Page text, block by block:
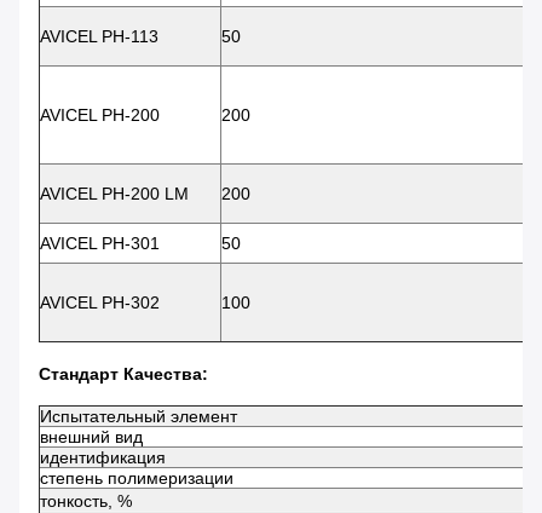
AVICEL PH-113 50
AVICEL PH-200 200
AVICEL PH-200 LM 200
AVICEL PH-301 50
AVICEL PH-302 100
Стандарт Качества:
Испытательный элемент
внешний вид
идентификация
степень полимеризации
тонкость, %